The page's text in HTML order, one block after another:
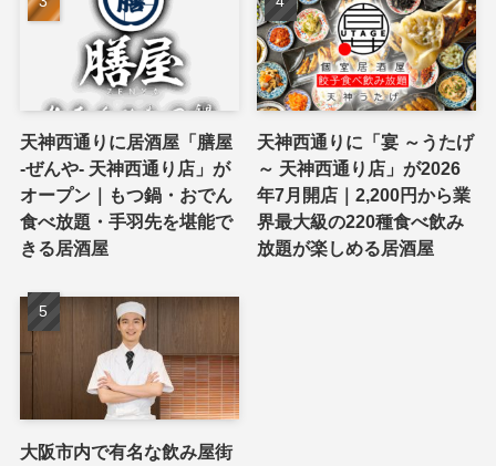
天神西通りに居酒屋「膳屋
-ぜんや- 天神西通り店」が
オープン｜もつ鍋・おでん
食べ放題・手羽先を堪能で
きる居酒屋
天神西通りに「宴 ～うたげ
～ 天神西通り店」が2026
年7月開店｜2,200円から業
界最大級の220種食べ飲み
放題が楽しめる居酒屋
大阪市内で有名な飲み屋街